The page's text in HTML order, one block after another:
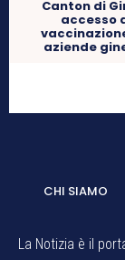
Canton di
accesso
aziende
CHI SIAMO
La Notizia è il